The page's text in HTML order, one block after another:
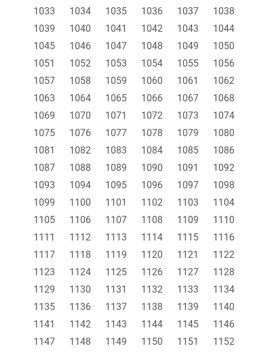
1033
1034 1035 1036 1037
1038
1039
1040 1041 1042 1043
1044
1045
1046 1047 1048 1049
1050
1051
1052 1053 1054 1055
1056
1057
1058 1059 1060 1061
1062
1063
1064 1065 1066 1067
1068
1069
1070 1071 1072 1073
1074
1075
1076 1077 1078 1079
1080
1081
1082 1083 1084 1085
1086
1087
1088 1089 1090 1091
1092
1093
1094 1095 1096 1097
1098
1099
1100 1101 1102 1103
1104
1105
1106 1107 1108 1109
1110
1111
1112 1113 1114 1115
1116
1117
1118 1119 1120 1121
1122
1123
1124 1125 1126 1127
1128
1129
1130 1131 1132 1133
1134
1135
1136 1137 1138 1139
1140
1141
1142 1143 1144 1145
1146
1147
1148 1149 1150 1151 1152